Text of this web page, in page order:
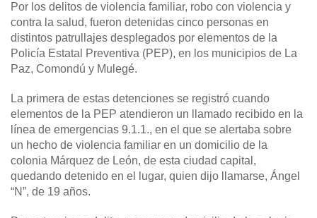
Por los delitos de violencia familiar, robo con violencia y
contra la salud, fueron detenidas cinco personas en
distintos patrullajes desplegados por elementos de la
Policía Estatal Preventiva (PEP), en los municipios de La
Paz, Comondú y Mulegé.
La primera de estas detenciones se registró cuando
elementos de la PEP atendieron un llamado recibido en la
línea de emergencias 9.1.1., en el que se alertaba sobre
un hecho de violencia familiar en un domicilio de la
colonia Márquez de León, de esta ciudad capital,
quedando detenido en el lugar, quien dijo llamarse, Ángel
“N”, de 19 años.